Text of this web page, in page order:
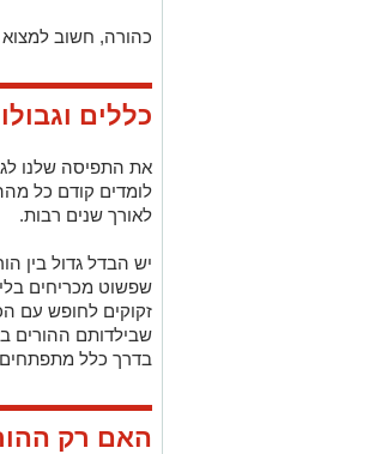
כהורה, חשוב למצוא
כללים
את התפיסה שלנו
לומדים קודם כל
לאורך שנים רבות.
יש הבדל גדול בין
שפשוט מכריחים
זקוקים לחופש עם
שבילדותם ההורים
בדרך כלל מתפתחים
האם רק